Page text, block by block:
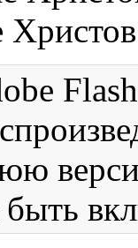
Христов
быть